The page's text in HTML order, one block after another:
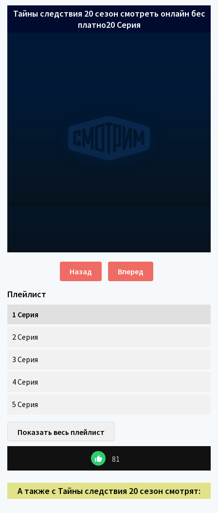
Тайны следствия 20 сезон смотреть онлайн бес
платно20 Серия
Назад Вперед
Плейлист
1 Серия
2 Серия
3 Серия
4 Серия
5 Серия
Показать весь плейлист
81
А также с Тайны следствия 20 сезон смотрят: